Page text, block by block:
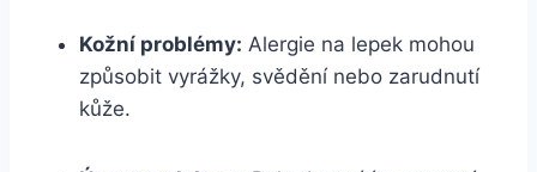
Kožní problémy: Alergie na lepek mohou
způsobit vyrážky, svědění nebo zarudnutí
kůže.